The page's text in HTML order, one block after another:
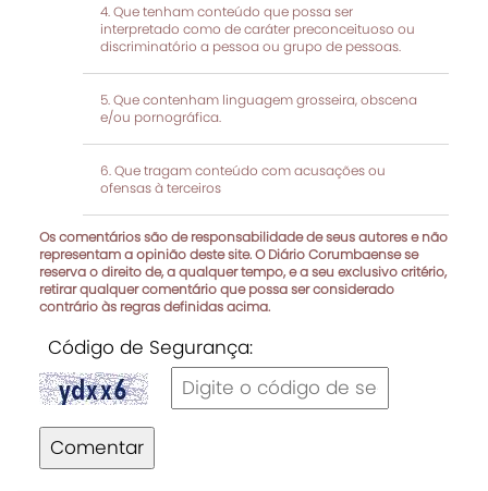
Que tenham conteúdo que possa ser
interpretado como de caráter preconceituoso ou
discriminatório a pessoa ou grupo de pessoas.
Que contenham linguagem grosseira, obscena
e/ou pornográfica.
Que tragam conteúdo com acusações ou
ofensas à terceiros
Os comentários são de responsabilidade de seus autores e não
representam a opinião deste site. O Diário Corumbaense se
reserva o direito de, a qualquer tempo, e a seu exclusivo critério,
retirar qualquer comentário que possa ser considerado
contrário às regras definidas acima.
Código de Segurança:
Comentar